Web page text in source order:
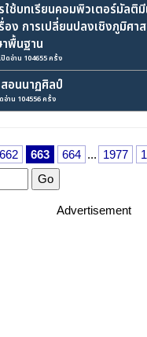
ใช้บทเรียนคอมพิวเตอร์มัลติ
ง การเปลี่ยนปลงเชิงภูมิศา
พื้นฐาน
ดอ่าน 104655 ครั้ง
อนนาฏศิลป์
อ่าน 104556 ครั้ง
662 663 664 ... 1977
Advertisement